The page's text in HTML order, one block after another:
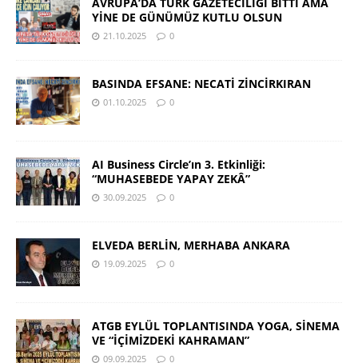
YİNE DE GÜNÜMÜZ KUTLU OLSUN
21.10.2025 0
BASINDA EFSANE: NECATİ ZİNCİRKIRAN
01.10.2025 0
AI Business Circle’ın 3. Etkinliği:
“MUHASEBEDE YAPAY ZEKÂ”
30.09.2025 0
ELVEDA BERLİN, MERHABA ANKARA
19.09.2025 0
ATGB EYLÜL TOPLANTISINDA YOGA, SİNEMA
VE “İÇİMİZDEKİ KAHRAMAN”
09.09.2025 0